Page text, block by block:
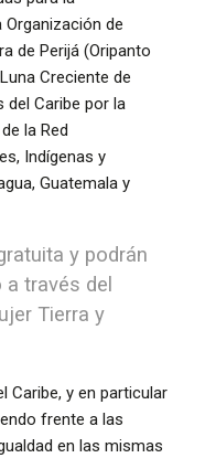
de
de Perijá (Oripanto
Creciente de
del Caribe por la
la Red
Indígenas y
Guatemala y
y podrán
través del
Tierra y
Caribe, y en particular
frente a las
en las mismas